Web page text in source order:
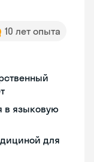
10 лет опыта
в языковую
для